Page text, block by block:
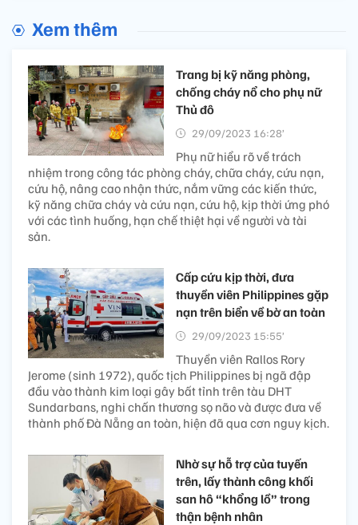
Xem thêm
Trang bị kỹ năng phòng,
chống cháy nổ cho phụ nữ
Thủ đô
29/09/2023 16:28’
Phụ nữ hiểu rõ về trách
nhiệm trong công tác phòng cháy, chữa cháy, cứu nạn,
cứu hộ, nâng cao nhận thức, nắm vững các kiến thức,
kỹ năng chữa cháy và cứu nạn, cứu hộ, kịp thời ứng phó
với các tình huống, hạn chế thiệt hại về người và tài
sản.
Cấp cứu kịp thời, đưa
thuyền viên Philippines gặp
nạn trên biển về bờ an toàn
29/09/2023 15:55’
Thuyền viên Rallos Rory
Jerome (sinh 1972), quốc tịch Philippines bị ngã đập
đầu vào thành kim loại gây bất tỉnh trên tàu DHT
Sundarbans, nghi chấn thương sọ não và được đưa về
thành phố Đà Nẵng an toàn, hiện đã qua cơn nguy kịch.
Nhờ sự hỗ trợ của tuyến
trên, lấy thành công khối
san hô “khổng lồ” trong
thận bệnh nhân